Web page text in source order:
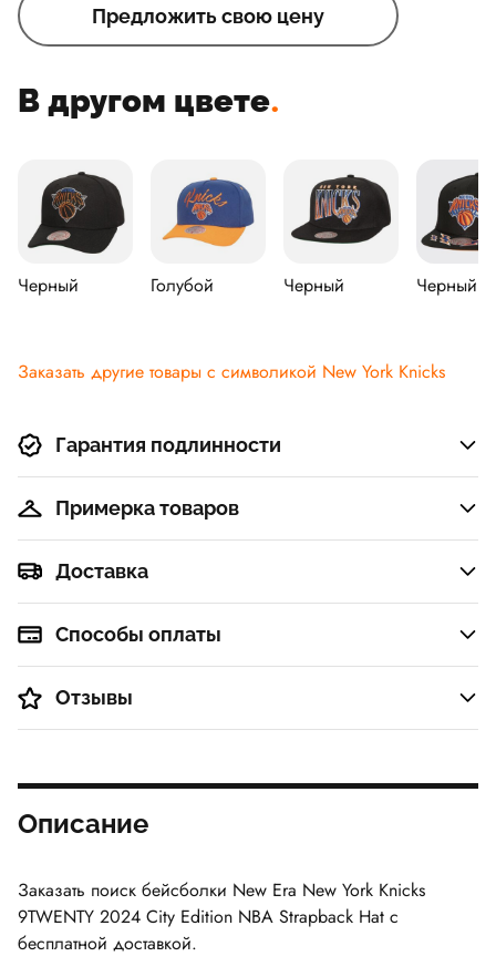
Предложить свою цену
В другом цвете.
Черный Голубой Черный Черный
Заказать другие товары с символикой New York Knicks
Гарантия подлинности
Примерка товаров
Доставка
Способы оплаты
Отзывы
Описание
Заказать поиск бейсболки New Era New York Knicks
9TWENTY 2024 City Edition NBA Strapback Hat с
бесплатной доставкой.